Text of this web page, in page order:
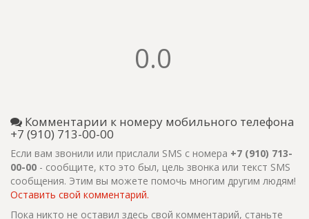
0.0
Комментарии к номеру мобильного телефона
+7 (910) 713-00-00
Если вам звонили или прислали SMS с номера +7 (910) 713-
00-00 - сообщите, кто это был, цель звонка или текст SMS
сообщения. Этим вы можете помочь многим другим людям!
Оставить свой комментарий.
Пока никто не оставил здесь свой комментарий, станьте